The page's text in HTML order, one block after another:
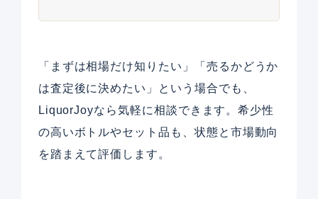
「まずは相場だけ知りたい」「売るかどうか
は査定後に決めたい」という場合でも、
LiquorJoyなら気軽に相談できます。希少性
の高いボトルやセット品も、状態と市場動向
を踏まえて評価します。